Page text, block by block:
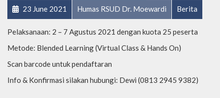
23 June 2021 Humas RSUD Dr. Moewardi Berita
Pelaksanaan: 2 – 7 Agustus 2021 dengan kuota 25 peserta
Metode: Blended Learning (Virtual Class & Hands On)
Scan barcode untuk pendaftaran
Info & Konfirmasi silakan hubungi: Dewi (0813 2945 9382)